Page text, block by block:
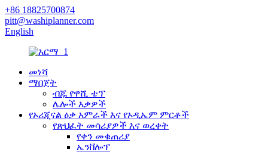
+86 18825700874
pitt@washiplanner.com
English
መነሻ
ማበጀት
ብጁ የዋሺ ቴፕ
ሌሎች እቃዎች
የኦሪጂናል ዕቃ አምራች እና የኦዲኤም ምርቶች
የጽህፈት መሳሪያዎች እና ወረቀት
የቀን መቁጠሪያ
ኤንቨሎፕ